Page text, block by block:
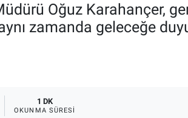
Oğuz Karahançer,
zamanda geleceğe
1 DK
OKUNMA SÜRESI